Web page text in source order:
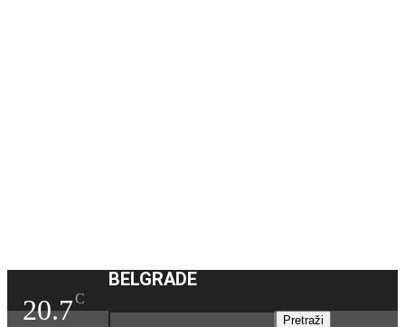
20.7C
BELGRADE